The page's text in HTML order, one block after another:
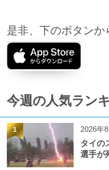
是非、下のボタンか
今週の人気ラン
2026年
タイの
選手が
1